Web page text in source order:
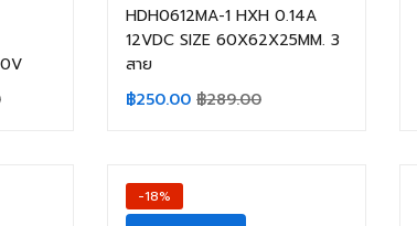
HDH0612MA-1 HXH 0.14A
12VDC SIZE 60X62X25MM. 3
สาย
฿250.00 ฿289.00
-18%